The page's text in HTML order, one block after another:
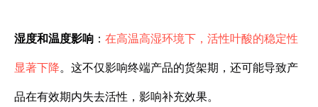
湿度和温度影响 ： 在高温高湿环境下，活性叶酸的稳定性
显著下降。这不仅影响终端产品的货架期，还可能导致产
品在有效期内失去活性，影响补充效果。